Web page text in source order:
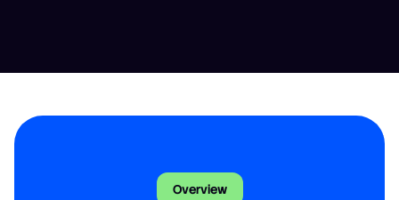
Lendo Saudi Finance Company is regulated and supervised by the Saudi
accordance with the principles of Islamic Sharia.
Overview